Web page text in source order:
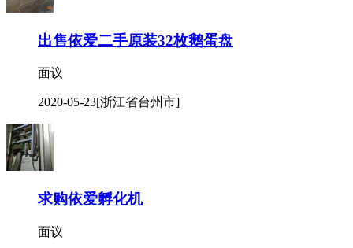
出售依爱二手原装32枚鹅蛋盘
面议
2020-05-23[浙江省台州市]
求购依爱孵化机
面议